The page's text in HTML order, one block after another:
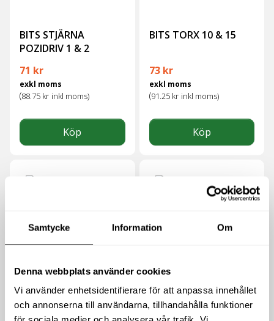
Samtycke Information Om
Denna webbplats använder cookies
Vi använder enhetsidentifierare för att anpassa innehållet
och annonserna till användarna, tillhandahålla funktioner
BITS STJÄRNA
POZIDRIV 1 & 2
71 kr
exkl moms
(88.75 kr inkl moms)
Köp
BITS TORX 10 & 15
73 kr
exkl moms
(91.25 kr inkl moms)
Köp
BITS TORX 20 & 25
71kr
BITS TORX 27 & 30
75kr